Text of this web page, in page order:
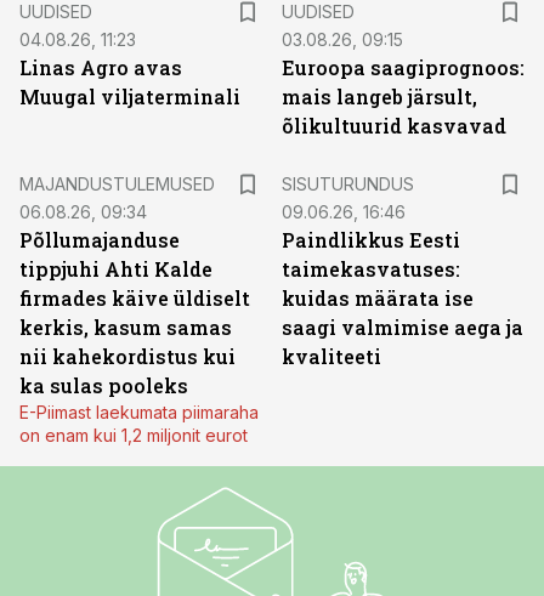
UUDISED
04.08.26, 11:23
Linas Agro avas
Muugal viljaterminali
UUDISED
03.08.26, 09:15
Euroopa saagiprognoos:
mais langeb järsult,
õlikultuurid kasvavad
MAJANDUSTULEMUSED
06.08.26, 09:34
Põllumajanduse
tippjuhi Ahti Kalde
firmades käive üldiselt
kerkis, kasum samas
nii kahekordistus kui
ka sulas pooleks
E-Piimast laekumata piimaraha
on enam kui 1,2 miljonit eurot
SISUTURUNDUS
09.06.26, 16:46
Paindlikkus Eesti
taimekasvatuses:
kuidas määrata ise
saagi valmimise aega ja
kvaliteeti